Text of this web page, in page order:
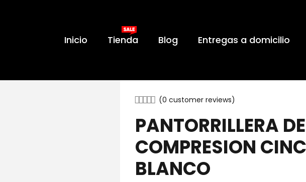
Inicio Tienda Blog Entregas a domicilio
(0 customer reviews)
PANTORRILLERA DE
COMPRESION
BLANCO